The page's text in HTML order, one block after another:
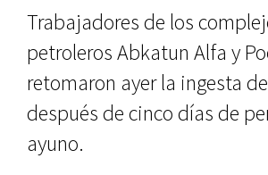
Trabajadores de los
petroleros Abkatun Alfa y
retomaron ayer la ingesta
después de cinco días de
ayuno.